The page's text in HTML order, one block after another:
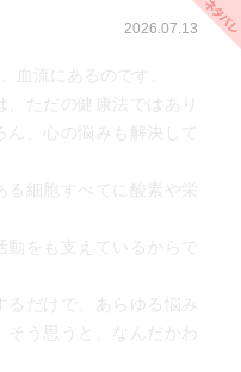
2026.07.13
血流にあるのです。
、ただの健康法ではあり
ん、心の悩みも解決して
る細胞すべてに酸素や栄
動をも支えているからで
るだけで、あらゆる悩み
そう思うと、なんだかわ